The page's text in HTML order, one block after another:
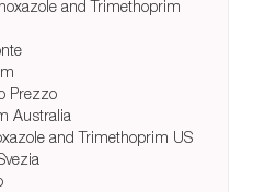
and Trimethoprim
Prezzo
Australia
and Trimethoprim US